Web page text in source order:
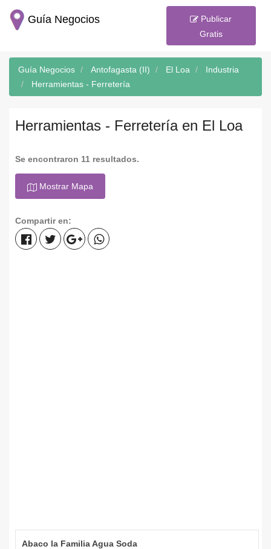
Guía Negocios
Publicar
Gratis
Guía Negocios Antofagasta (II) El Loa
Industria
Herramientas - Ferretería
Herramientas - Ferretería en El Loa
Se encontraron 11 resultados.
Mostrar Mapa
Compartir en:
Abaco la Familia Agua Soda